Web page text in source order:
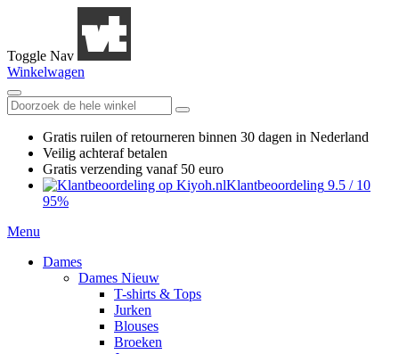
Toggle Nav
Winkelwagen
Gratis ruilen of retourneren binnen 30 dagen in Nederland
Veilig achteraf betalen
Gratis verzending vanaf 50 euro
Klantbeoordeling 9.5 / 10
95%
Menu
Dames
Dames Nieuw
T-shirts & Tops
Jurken
Blouses
Broeken